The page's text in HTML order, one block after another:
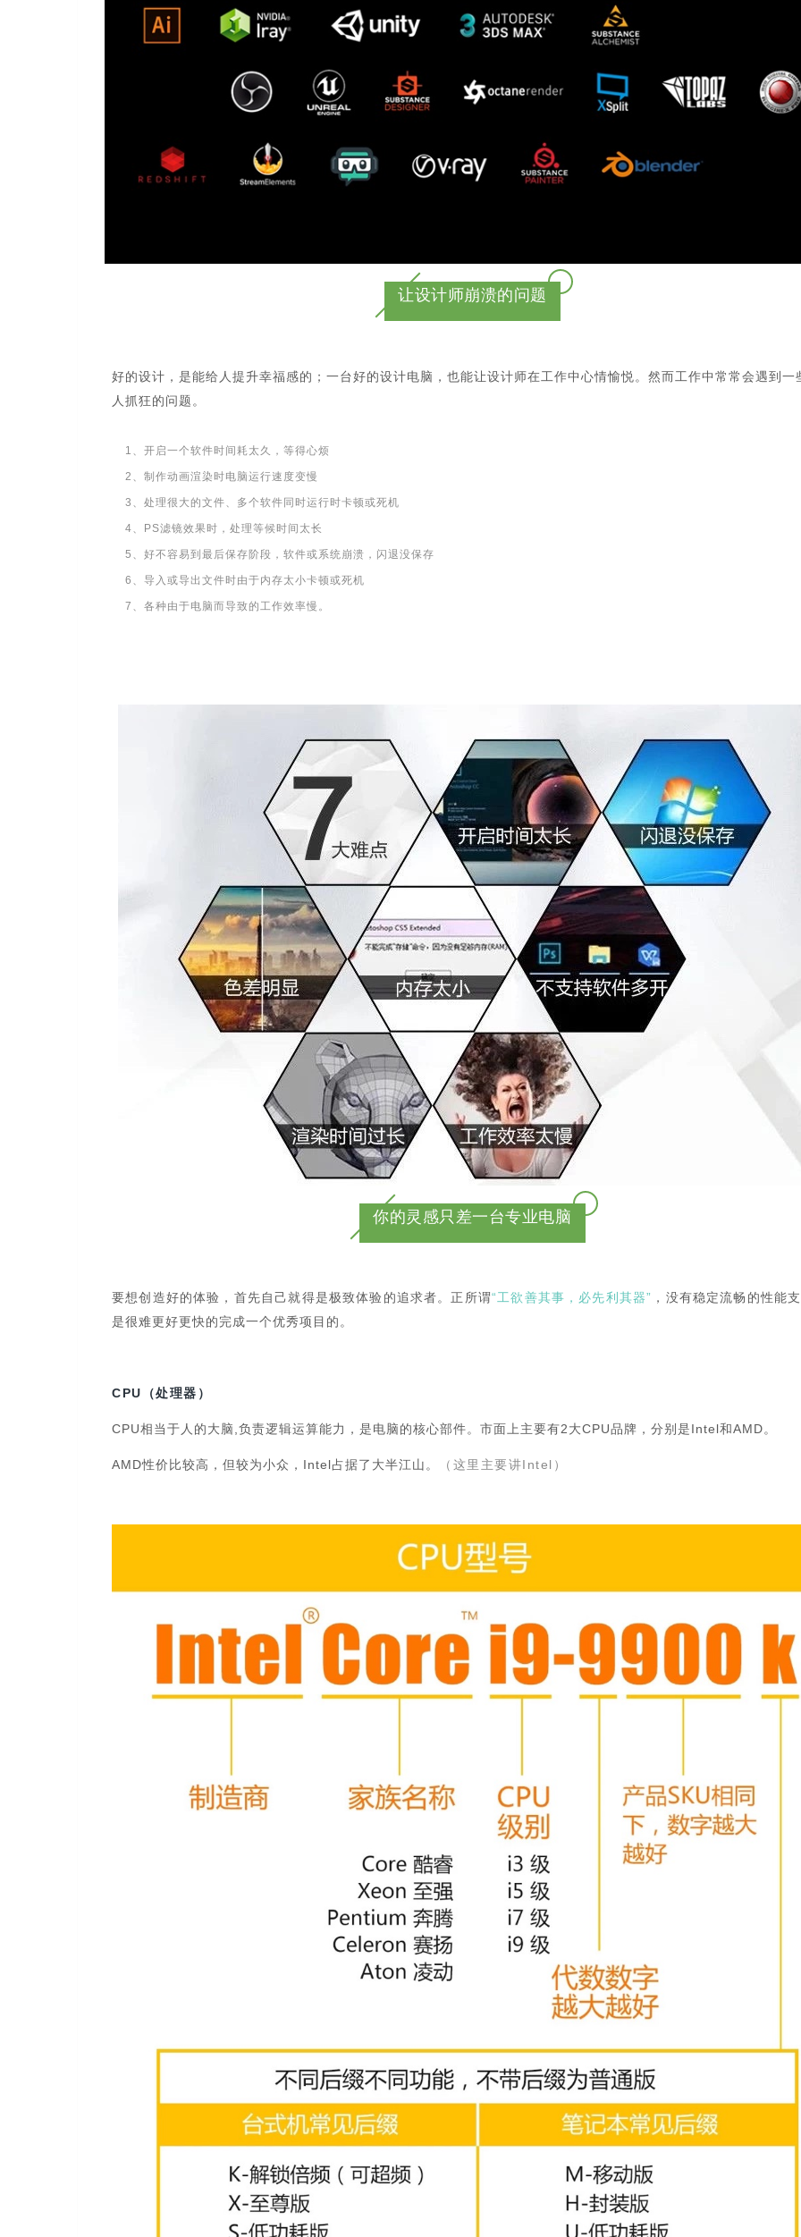
让设计师崩溃的问题
好的设计，是能给人提升幸福感的；一台好的设计电脑，也能让设计师在工作中心情愉悦。然而工作中常常会遇到一
人抓狂的问题。
1、开启一个软件时间耗太久，等得心烦
2、制作动画渲染时电脑运行速度变慢
3、处理很大的文件、多个软件同时运行时卡顿或死机
4、PS滤镜效果时，处理等候时间太长
5、好不容易到最后保存阶段，软件或系统崩溃，闪退没保存
6、导入或导出文件时由于内存太小卡顿或死机
7、各种由于电脑而导致的工作效率慢。
你的灵感只差一台专业电脑
要想创造好的体验，首先自己就得是极致体验的追求者。正所谓“工欲善其事，必先利其器” ，没有稳定流畅的性能
是很难更好更快的完成一个优秀项目的。
CPU（处理器）
CPU相当于人的大脑,负责逻辑运算能力，是电脑的核心部件。市面上主要有2大CPU品牌，分别是Intel和AMD。
AMD性价比较高，但较为小众，Intel占据了大半江山。 （这里主要讲Intel）